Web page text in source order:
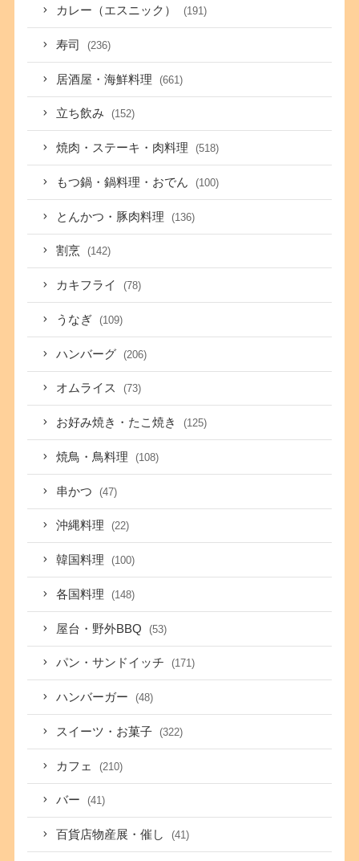
カレー（エスニック） (191)
寿司 (236)
居酒屋・海鮮料理 (661)
立ち飲み (152)
焼肉・ステーキ・肉料理 (518)
もつ鍋・鍋料理・おでん (100)
とんかつ・豚肉料理 (136)
割烹 (142)
カキフライ (78)
うなぎ (109)
ハンバーグ (206)
オムライス (73)
お好み焼き・たこ焼き (125)
焼鳥・鳥料理 (108)
串かつ (47)
沖縄料理 (22)
韓国料理 (100)
各国料理 (148)
屋台・野外BBQ (53)
パン・サンドイッチ (171)
ハンバーガー (48)
スイーツ・お菓子 (322)
カフェ (210)
バー (41)
百貨店物産展・催し (41)